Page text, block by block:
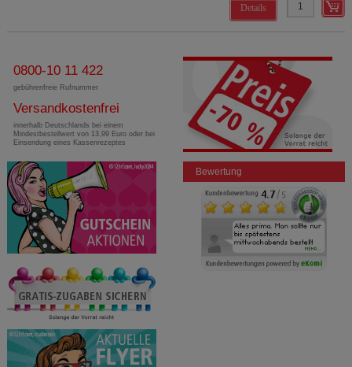
Details
0800-10 11 422
gebührenfreie Rufnummer
Versandkostenfrei
innerhalb Deutschlands bei einem
Mindestbestellwert von 13,99 Euro oder bei
Einsendung eines Kassenrezeptes
Bewertung